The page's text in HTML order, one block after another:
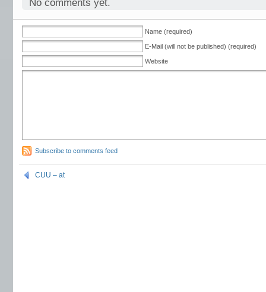
No comments yet.
Name (required)
E-Mail (will not be published) (required)
Website
Subscribe to comments feed
CUU – at